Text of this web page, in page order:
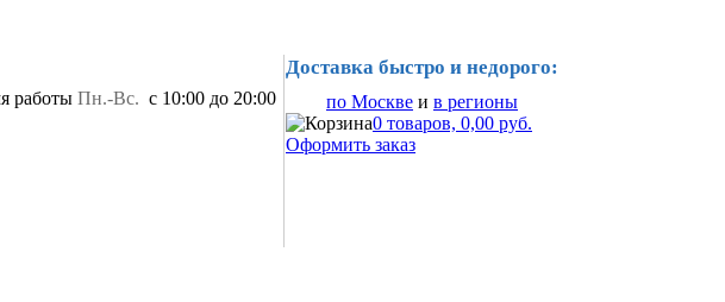
Пн.-Вс. с 10:00 до 20:00
Доставка быстро и недорого:
по Москве и в регионы
0 товаров, 0,00 руб.
Оформить заказ